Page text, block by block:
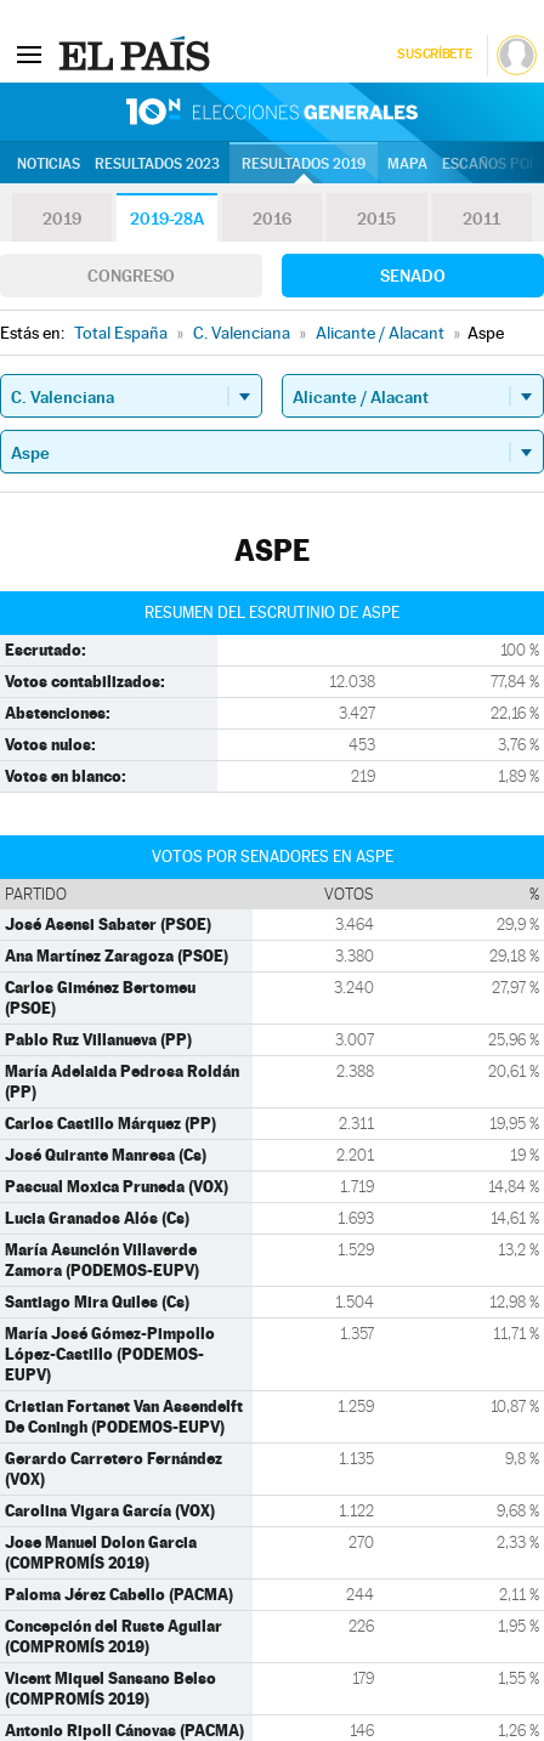
SUSCRÍBETE
NOTICIAS RESULTADOS 2023 RESULTADOS 2019 MAPA ESCAÑOS
2019 2019-28A 2016 2015 2011
CONGRESO SENADO
Estás en: Total España » C. Valenciana » Alicante / Alacant » Aspe
ASPE
RESUMEN DEL ESCRUTINIO DE ASPE
Escrutado: 100 %
Votos contabilizados: 12.038 77,84 %
Abstenciones: 3.427 22,16 %
Votos nulos: 453 3,76 %
Votos en blanco: 219 1,89 %
VOTOS POR SENADORES EN ASPE
PARTIDO VOTOS %
José Asensi Sabater (PSOE) 3.464 29,9 %
Ana Martínez Zaragoza (PSOE) 3.380 29,18 %
Carlos Giménez Bertomeu
(PSOE)
3.240 27,97 %
Pablo Ruz Villanueva (PP) 3.007 25,96 %
María Adelaida Pedrosa Roldán
(PP)
2.388 20,61 %
Carlos Castillo Márquez (PP) 2.311 19,95 %
José Quirante Manresa (Cs) 2.201 19 %
Pascual Moxica Pruneda (VOX) 1.719 14,84 %
Lucia Granados Alós (Cs) 1.693 14,61 %
María Asunción Villaverde
Zamora (PODEMOS-EUPV)
1.529 13,2 %
Santiago Mira Quiles (Cs) 1.504 12,98 %
María José Gómez-Pimpollo
López-Castillo (PODEMOS-
EUPV)
1.357 11,71 %
Cristian Fortanet Van Assendelft
De Coningh (PODEMOS-EUPV)
1.259 10,87 %
Gerardo Carretero Fernández
(VOX)
1.135 9,8 %
Carolina Vigara García (VOX) 1.122 9,68 %
Jose Manuel Dolon Garcia
(COMPROMÍS 2019)
270 2,33 %
Paloma Jérez Cabello (PACMA) 244 2,11 %
Concepción del Ruste Aguilar
(COMPROMÍS 2019)
226 1,95 %
Vicent Miquel Sansano Belso
(COMPROMÍS 2019)
179 1,55 %
Antonio Ripoll Cánovas (PACMA) 146 1,26 %